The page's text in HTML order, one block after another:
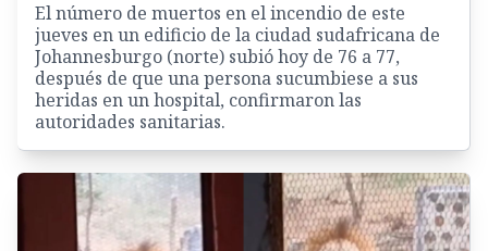
El número de muertos en el incendio de este
jueves en un edificio de la ciudad sudafricana de
Johannesburgo (norte) subió hoy de 76 a 77,
después de que una persona sucumbiese a sus
heridas en un hospital, confirmaron las
autoridades sanitarias.